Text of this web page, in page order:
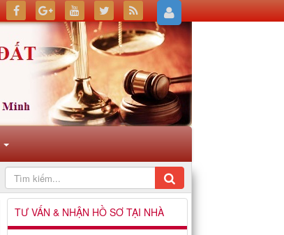
TƯ VẤN & NHẬN HỒ SƠ TẠI NHÀ